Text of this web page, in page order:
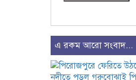
এ রকম আরো সংবাদ...